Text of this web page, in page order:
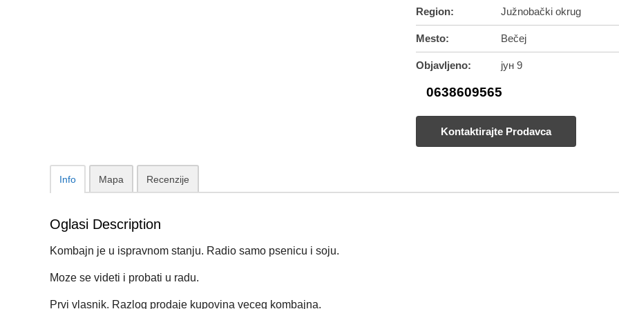
Region: Južnobački okrug
Mesto: Bečej
Objavljeno: јун 9
0638609565
Kontaktirajte Prodavca
Info Mapa Recenzije
Oglasi Description
Kombajn je u ispravnom stanju. Radio samo psenicu i soju.
Moze se videti i probati u radu.
Prvi vlasnik. Razlog prodaje kupovina veceg kombajna.